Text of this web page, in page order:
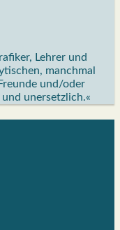
Lehrer und
manchmal
und/oder
unersetzlich.«